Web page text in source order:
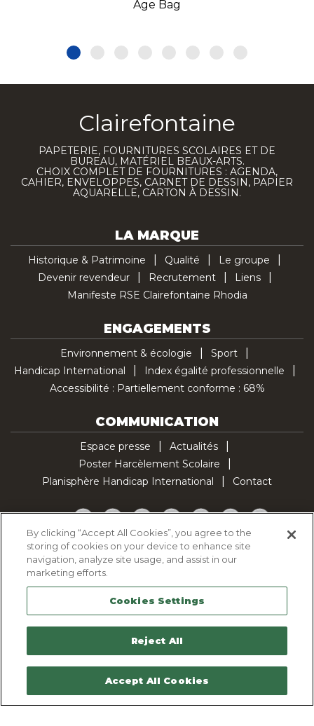
Age Bag
Clairefontaine
PAPETERIE, FOURNITURES SCOLAIRES ET DE
BUREAU, MATÉRIEL BEAUX-ARTS.
CHOIX COMPLET DE FOURNITURES : AGENDA,
CAHIER, ENVELOPPES, CARNET DE DESSIN, PAPIER
AQUARELLE, CARTON À DESSIN.
LA MARQUE
Historique & Patrimoine Qualité
Le groupe
Devenir revendeur
Recrutement
Liens
Manifeste RSE Clairefontaine Rhodia
ENGAGEMENTS
Environnement & écologie
Sport
Handicap International
Index égalité professionnelle
Accessibilité : Partiellement conforme : 68%
COMMUNICATION
Espace presse
Actualités
Poster Harcèlement Scolaire
Planisphère Handicap International
Contact
Facebook
TwitterYouTubePinterestInstagramLinkedInTikTok
Politique d'utilisation des cookies
Politique de confidentialité
Mentions légales
Plan du site
Contactez-nous
By clicking “Accept All Cookies”, you agree to the
storing of cookies on your device to enhance site
navigation, analyze site usage, and assist in our
marketing efforts.
Cookies Settings
Reject All
Accept All Cookies